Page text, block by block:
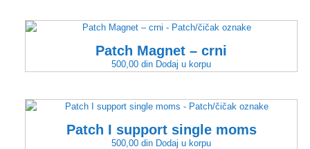
Patch Magnet – crni
500,00 din Dodaj u korpu
Patch I support single moms
500,00 din Dodaj u korpu